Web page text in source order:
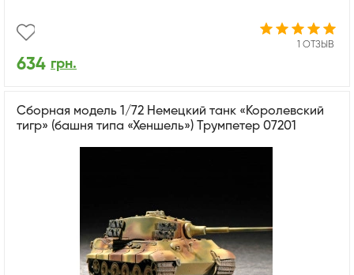
1 ОТЗЫВ
634 грн.
Сборная модель 1/72 Немецкий танк «Королевский
тигр» (башня типа «Хеншель») Трумпетер 07201